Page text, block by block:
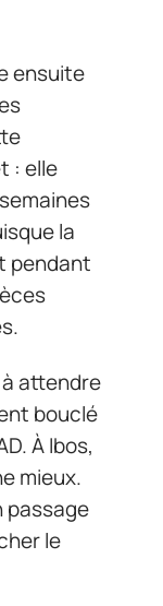
ensuite
: elle
la
pendant
attendre
bouclé
À Ibos,
mieux.
passage
le